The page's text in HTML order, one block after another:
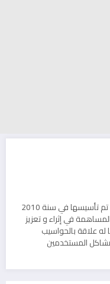
مدونة تقنية يوجد مقرها في المغرب, و قد تم تأسيسها في سنة 2010
في إثراء و تعزيز
علاقة بالحواسيب
المستخدمين